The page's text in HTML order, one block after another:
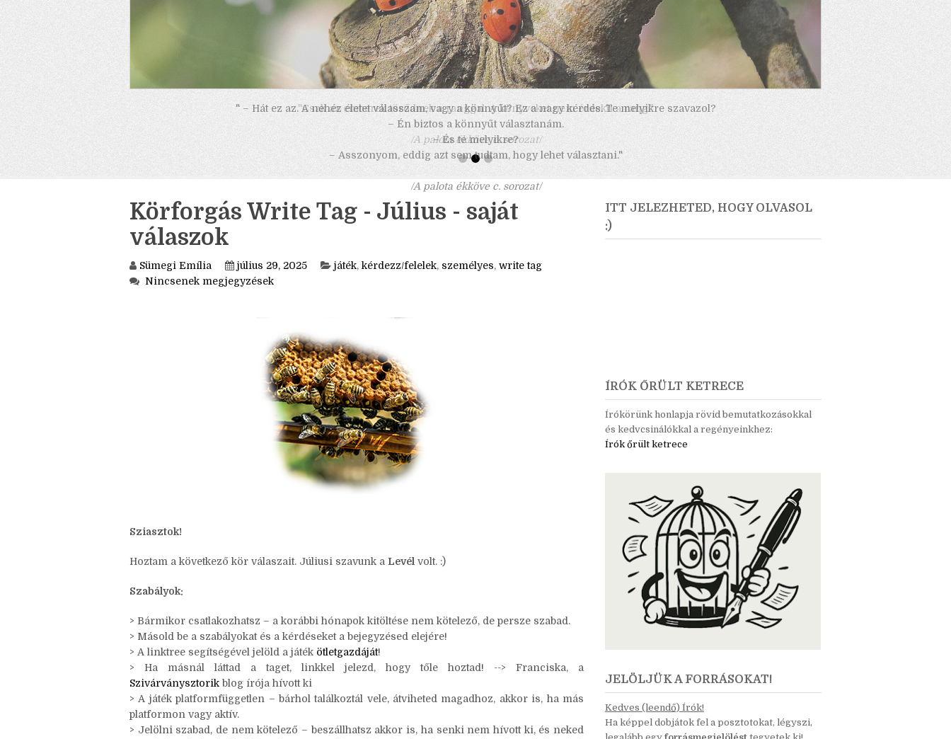
" – Hát ez az. A nehéz életet válasszam, vagy a könnyűt? Ez a nagy kérdés. Te melyikre szavazol?
– Én biztos a könnyűt választanám.
– És te melyikre?
– Asszonyom, eddig azt sem tudtam, hogy lehet választani."
/A palota ékköve c. sorozat/
Körforgás Write Tag - Július - saját
válaszok
Szabályok:
> Bármikor csatlakozhatsz – a korábbi hónapok kitöltése nem kötelező, de persze szabad.
> Másold be a szabályokat és a kérdéseket a bejegyzésed elejére!
> A linktree segítségével jelöld a játékötletgazdáját!
> Ha másnál láttad a taget, linkkel jelezd, hogy tőle hoztad! --> Franciska, a
Szivárványsztorikblog írója hívott ki
ÍRÓK ŐRÜLT KETRECE
JELÖLJÜK A FORRÁSOKAT!